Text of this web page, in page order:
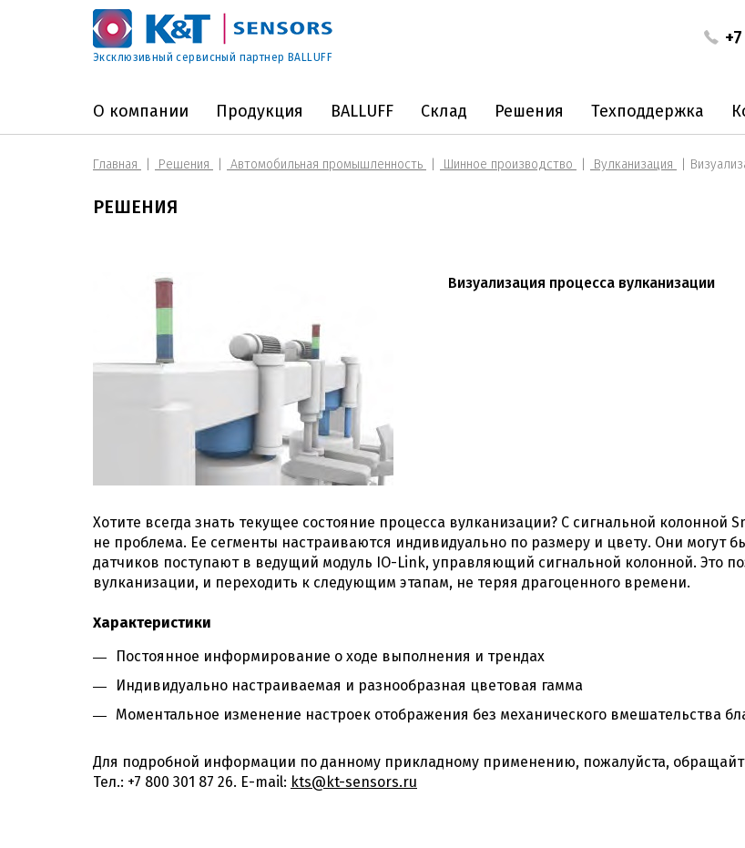
Эксклюзивный сервисный партнер BALLUFF
О компании Продукция BALLUFF Склад Решения Техподдержка
Главная Решения Автомобильная промышленность Шинное производство Вулканизация
РЕШЕНИЯ
Визуализация процесса вулканизации
Хотите всегда знать текущее состояние процесса вулканизации? С сигнальной колонной
не проблема. Ее сегменты настраиваются индивидуально по размеру и цвету. Они могут
датчиков поступают в ведущий модуль IO-Link, управляющий сигнальной колонной. Это
вулканизации, и переходить к следующим этапам, не теряя драгоценного времени.
Характеристики
Постоянное информирование о ходе выполнения и трендах
Индивидуально настраиваемая и разнообразная цветовая гамма
Моментальное изменение настроек отображения без механического вмешательства
Для подробной информации по данному прикладному применению, пожалуйста,
Тел.: +7 800 301 87 26. E-mail: kts@kt-sensors.ru